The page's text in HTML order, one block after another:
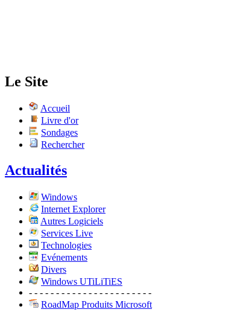
Le Site
Accueil
Livre d'or
Sondages
Rechercher
Actualités
Windows
Internet Explorer
Autres Logiciels
Services Live
Technologies
Evénements
Divers
Windows UTiLiTiES
- - - - - - - - - - - - - - - - - - - - - - -
RoadMap Produits Microsoft